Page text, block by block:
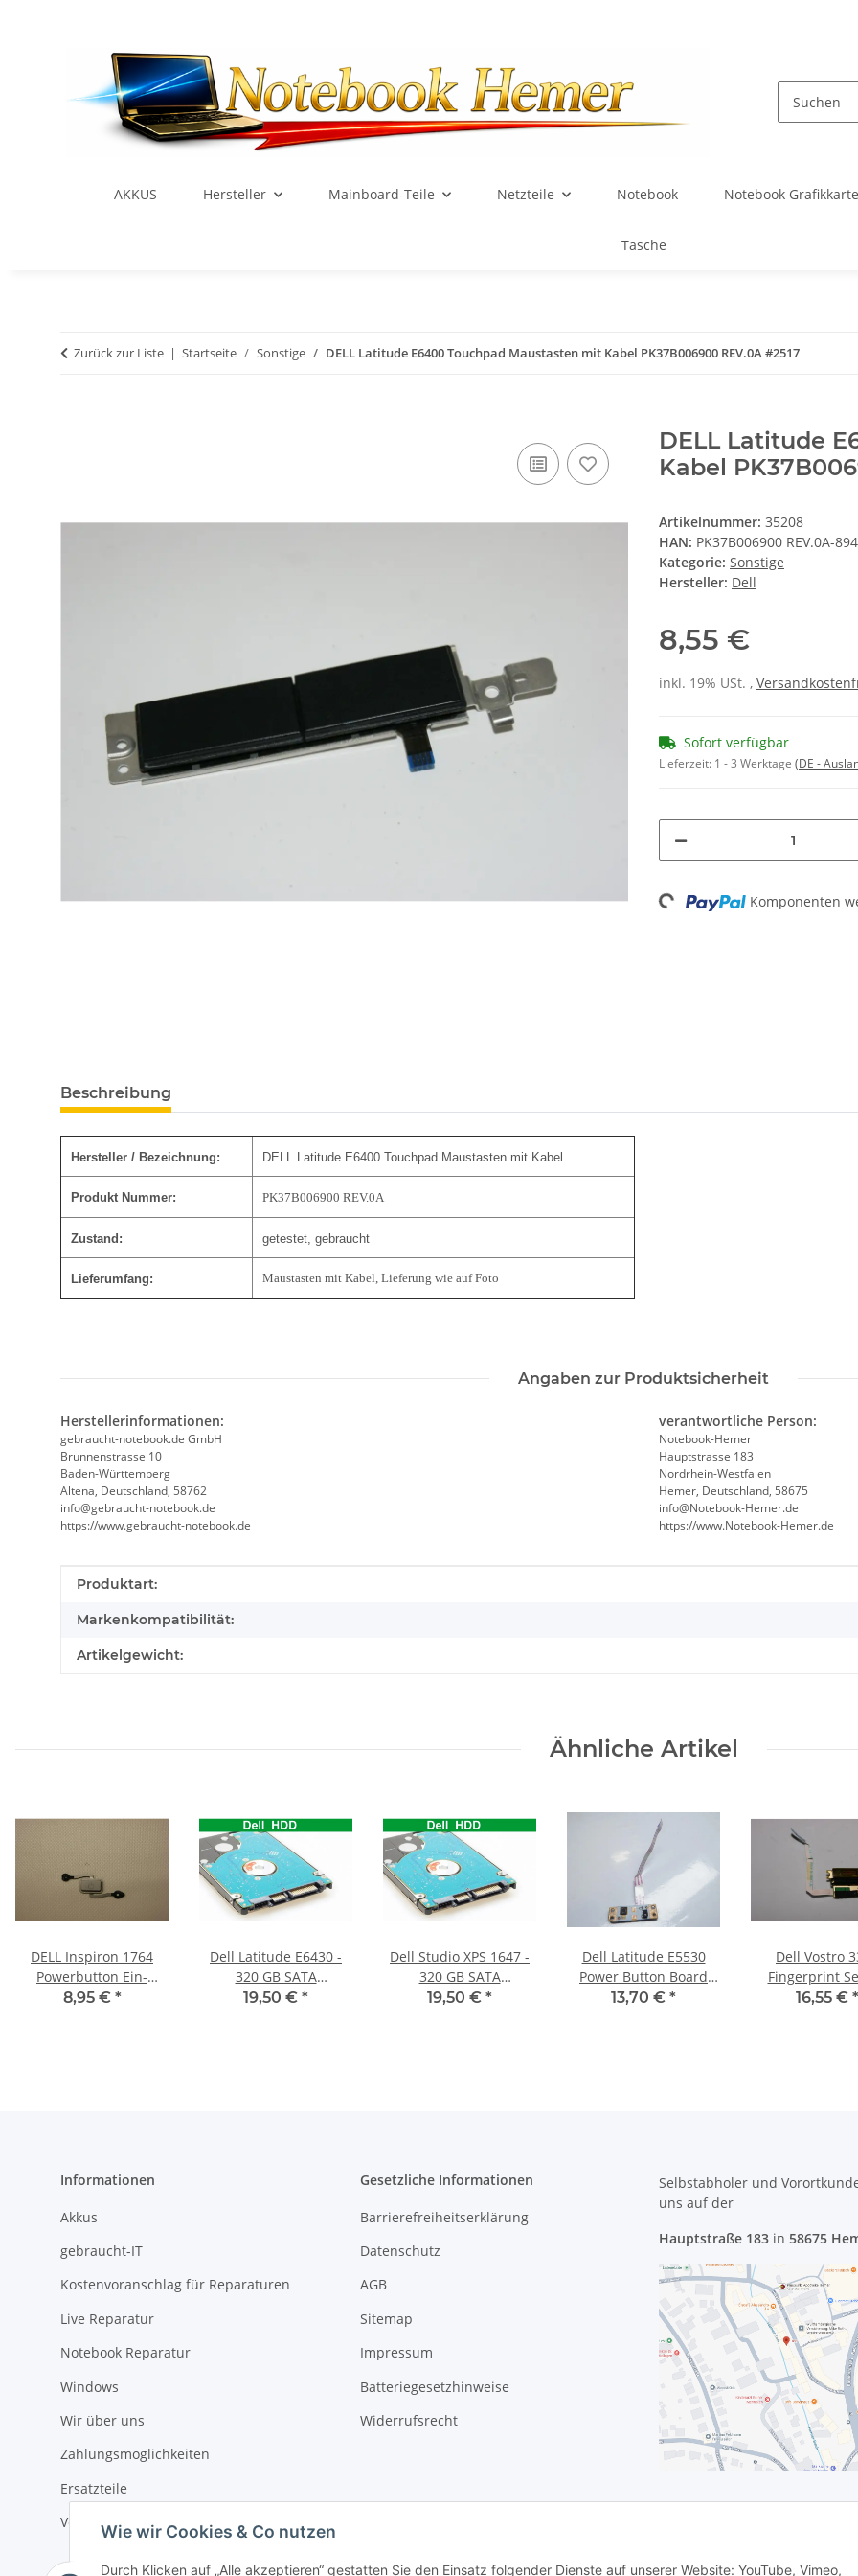
Wie wir Cookies & Co nutzen
Durch Klicken auf „Alle akzeptieren“ gestatten Sie den Einsatz folgender Dienste auf unserer Website: YouTube, Vimeo,
AKKUS Hersteller Mainboard-Teile Netzteile Notebook Notebook
Tasche
Zurück zur Liste Startseite Sonstige DELL Latitude E6400 Touchpad Maustasten mit Kabel PK37B006900 REV.0A #2517
DELL Latitude
Kabel
Artikelnummer: 35208
HAN: PK37B006900 REV.0A-
Kategorie: Sonstige
Hersteller: Dell
8,55 €
inkl. 19% USt. ,
Sofort verfügbar
Lieferzeit: 1 - 3 Werktage (DE -
Loading... Komponenten
Beschreibung
Hersteller / Bezeichnung: DELL Latitude E6400 Touchpad Maustasten mit Kabel
Produkt Nummer: PK37B006900 REV.0A
Zustand: getestet, gebraucht
Lieferumfang: Maustasten mit Kabel, Lieferung wie auf Foto
Angaben zur Produktsicherheit
Herstellerinformationen:
gebraucht-notebook.de GmbH
Brunnenstrasse 10
Baden-Württemberg
Altena, Deutschland, 58762
info@gebraucht-notebook.de
https://www.gebraucht-notebook.de
verantwortliche Person:
Notebook-Hemer
Hauptstrasse 183
Nordrhein-Westfalen
Hemer, Deutschland, 58675
info@Notebook-Hemer.de
https://www.Notebook-Hemer.de
Produkteigenschaft
Wert
Produktart:
Markenkompatibilität:
Artikelgewicht:
Ähnliche Artikel
DELL Inspiron 1764
Powerbutton Ein-
Ausschalter Knopf
8,95 € *
Dell Latitude E6430 -
320 GB SATA
HDD/Festplatte
19,50 € *
Dell Studio XPS 1647 -
320 GB SATA
HDD/Festplatte
19,50 € *
Dell Latitude E5530
Power Button Board
incl Kabel Cable LS-
13,70 € *
Dell Vostro
Fingerprint
Board mit
16,55 € *
Informationen
Akkus
gebraucht-IT
Kostenvoranschlag für Reparaturen
Live Reparatur
Notebook Reparatur
Windows
Wir über uns
Zahlungsmöglichkeiten
Ersatzteile
Versandinformationen
Gesetzliche Informationen
Barrierefreiheitserklärung
Datenschutz
AGB
Sitemap
Impressum
Batteriegesetzhinweise
Widerrufsrecht
Selbstabholer und
uns auf der
Hauptstraße 183 in 58675